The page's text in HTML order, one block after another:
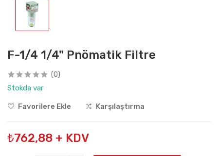
F-1/4 1/4" Pnömatik Filtre
(0)
Stokda var
Favorilere Ekle Karşılaştırma
₺762,88 + KDV